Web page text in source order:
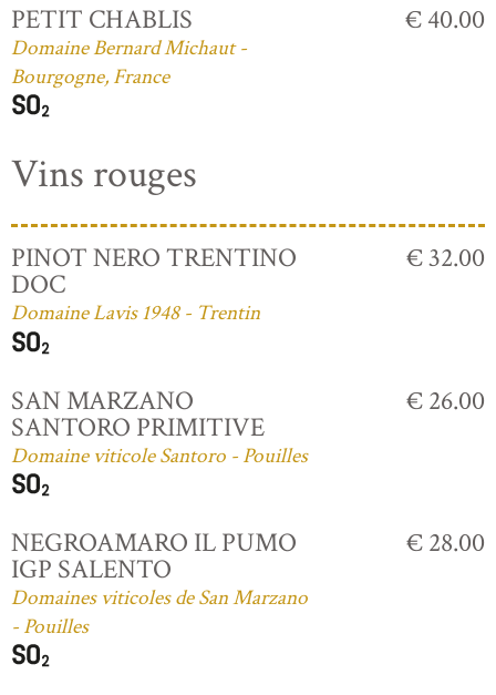
PETIT CHABLIS
Domaine Bernard Michaut -
Bourgogne, France
€ 40.00
Vins rouges
PINOT NERO TRENTINO
DOC
Domaine Lavis 1948 - Trentin
€ 32.00
SAN MARZANO
SANTORO PRIMITIVE
Domaine viticole Santoro - Pouilles
€ 26.00
NEGROAMARO IL PUMO
IGP SALENTO
Domaines viticoles de San Marzano
- Pouilles
€ 28.00